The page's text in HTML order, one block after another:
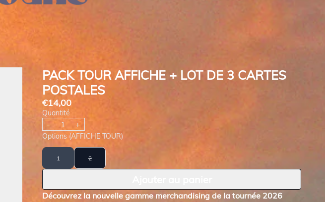
PACK TOUR AFFICHE + LOT DE 3 CARTES
POSTALES
€14,00
Quantité
- +
Options (AFFICHE TOUR)
1 2
Découvrez la nouvelle gamme merchandising de la tournée 2026